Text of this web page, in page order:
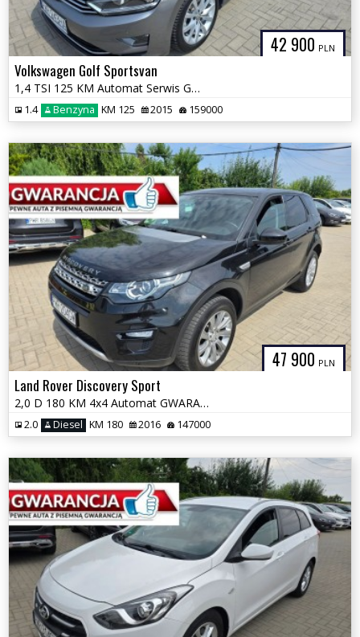
42 900 PLN
Volkswagen Golf Sportsvan
1,4 TSI 125 KM Automat Serwis GWARANCJA Zamiana Zarejestrowany
1.4 Benzyna KM 125 2015 159000
47 900 PLN
Land Rover Discovery Sport
2,0 D 180 KM 4x4 Automat GWARANCJA Zamiana Zarejestrowany
2.0 Diesel KM 180 2016 147000